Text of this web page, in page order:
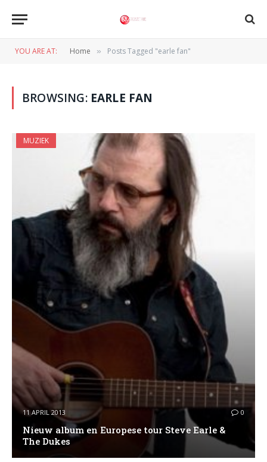
YOU ARE AT: Home » Posts Tagged "earle fan"
BROWSING: EARLE FAN
MUZIEK
11 APRIL 2013 0
Nieuw album en Europese tour Steve Earle &
The Dukes